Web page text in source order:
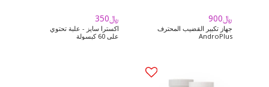
﷼900
جهاز تكبير القضيب المحترف
AndroPlus
﷼350
اكسترا سايز - علبة تحتوي
على 60 كبسولة